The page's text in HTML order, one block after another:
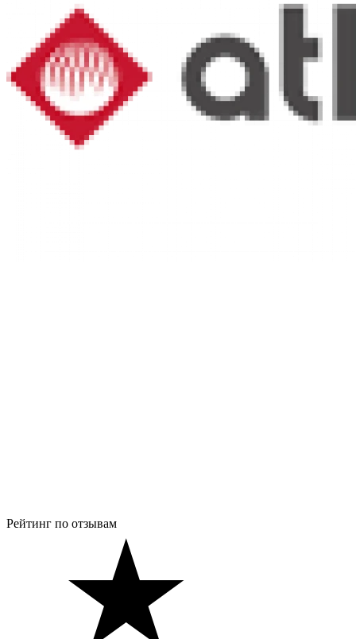
Рейтинг по отзывам